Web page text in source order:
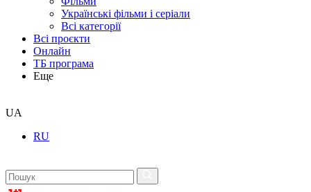
Українські фільми і серіали
Всі категорії
Всі проєкти
Онлайн
ТБ програма
Еще
UA
RU